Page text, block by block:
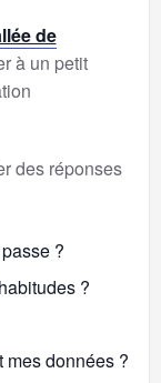
de
à un petit
des réponses
?
?
mes données ?